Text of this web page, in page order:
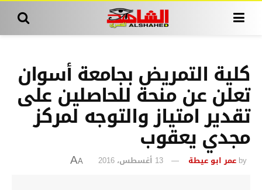
كلية التمريض بجامعة أسوان
تعلن عن منحة للحاصلين على
تقدير امتياز والتوجه لمركز
مجدي يعقوب
by عمر ابو عيطة 13 أغسطس، 2016 A
A